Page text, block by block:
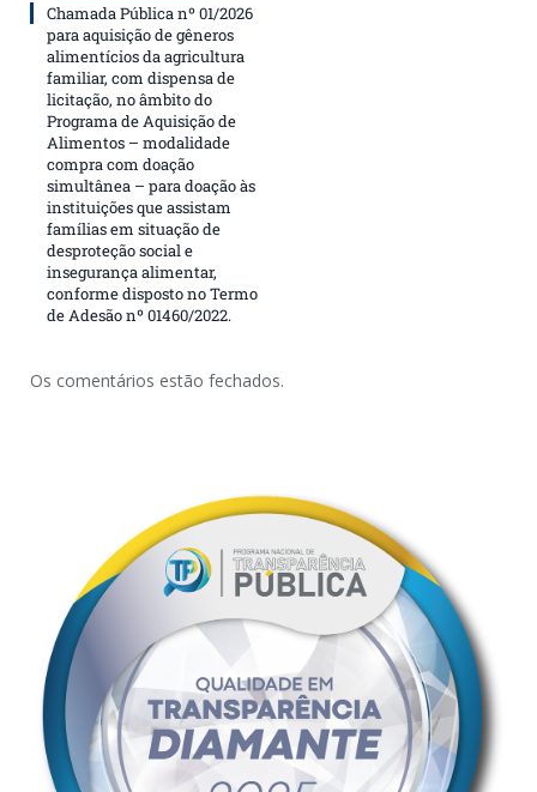
Chamada Pública nº 01/2026
para aquisição de gêneros
alimentícios da agricultura
familiar, com dispensa de
licitação, no âmbito do
Programa de Aquisição de
Alimentos – modalidade
compra com doação
simultânea – para doação às
instituições que assistam
famílias em situação de
desproteção social e
insegurança alimentar,
conforme disposto no Termo
de Adesão nº 01460/2022.
Os comentários estão fechados.